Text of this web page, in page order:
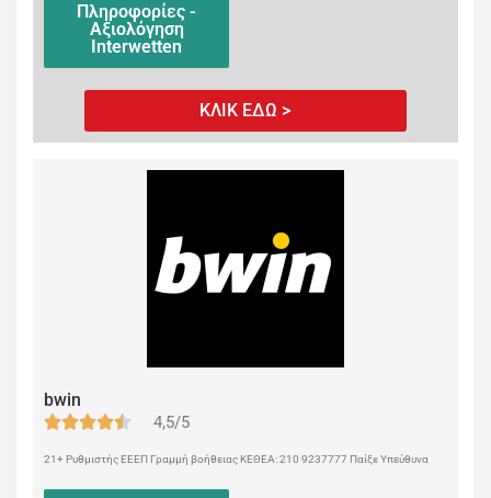
Πληροφορίες -
Αξιολόγηση
Interwetten
ΚΛΙΚ ΕΔΩ >
bwin
4,5/5
21+ Ρυθμιστής ΕΕΕΠ Γραμμή βοήθειας ΚΕΘΕΑ: 210 9237777 Παίξε Υπεύθυνα